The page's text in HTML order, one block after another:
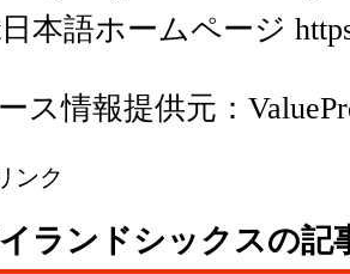
本語ホームページ
ス情報提供元：
ンク
ランドシックスの記